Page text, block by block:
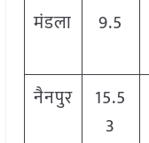
मंडला
9.5
नैनपुर
15.5
3